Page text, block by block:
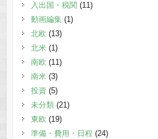
入出国・税関 (11)
動画編集 (1)
北欧 (13)
北米(1)
南欧 (11)
南米(3)
投資 (5)
未分類(21)
東欧 (19)
準備・費用・日程 (24)